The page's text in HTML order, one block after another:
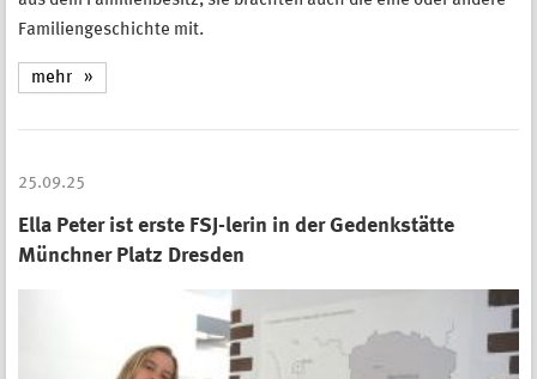
Familiengeschichte mit.
mehr
25.09.25
Ella Peter ist erste FSJ-lerin in der Gedenkstätte
Münchner Platz Dresden